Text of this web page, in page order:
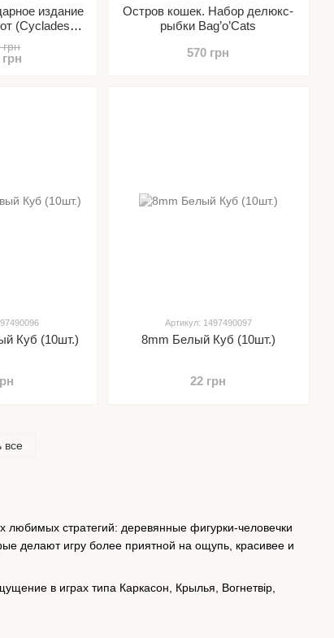
стратегий: деревянные фигурки-человечки
делают игру более приятной на ощупь, красивее и
в играх типа Каркасон, Крылья, Вогнетвір,
издание
(Cyclades:
Остров кошек. Набор делюкс-
рыбки Bag’o’Cats
570 грн
Куб (10шт.)
Артикул: 1497490097
8mm Белый Куб (10шт.)
22 грн
все